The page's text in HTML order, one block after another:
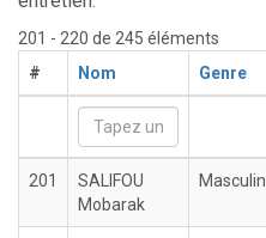
201 - 220 de 245 éléments
#
Nom Genre
201
SALIFOU
Mobarak
Masculin